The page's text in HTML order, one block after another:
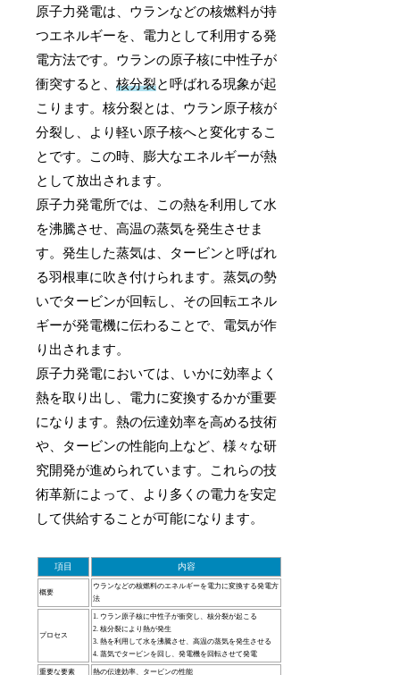
原子力発電は、ウランなどの核燃料が持
つエネルギーを、電力として利用する発
電方法です。ウランの原子核に中性子が
衝突すると、核分裂と呼ばれる現象が起
こります。核分裂とは、ウラン原子核が
分裂し、より軽い原子核へと変化するこ
とです。この時、膨大なエネルギーが熱
として放出されます。
原子力発電所では、この熱を利用して水
を沸騰させ、高温の蒸気を発生させま
す。発生した蒸気は、タービンと呼ばれ
る羽根車に吹き付けられます。蒸気の勢
いでタービンが回転し、その回転エネル
ギーが発電機に伝わることで、電気が作
り出されます。
原子力発電においては、いかに効率よく
熱を取り出し、電力に変換するかが重要
になります。熱の伝達効率を高める技術
や、タービンの性能向上など、様々な研
究開発が進められています。これらの技
術革新によって、より多くの電力を安定
して供給することが可能になります。
項目 内容
概要
ウランなどの核燃料のエネルギーを電力に変換する発電方
法
プロセス
1. ウラン原子核に中性子が衝突し、核分裂が起こる
2. 核分裂により熱が発生
3. 熱を利用して水を沸騰させ、高温の蒸気を発生させる
4. 蒸気でタービンを回し、発電機を回転させて発電
重要な要素 熱の伝達効率、タービンの性能